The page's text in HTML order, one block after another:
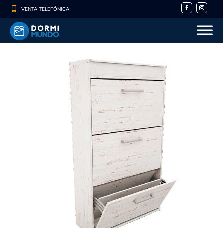
 VENTA TELEFÓNICA